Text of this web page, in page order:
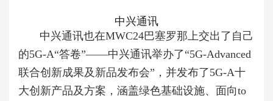
中兴通讯
中兴通讯也在MWC24巴塞罗那上交出了自己
的5G-A“答卷”——中兴通讯举办了“5G-Advanced
联合创新成果及新品发布会”，并发布了5G-A十
大创新产品及方案，涵盖绿色基础设施、面向to